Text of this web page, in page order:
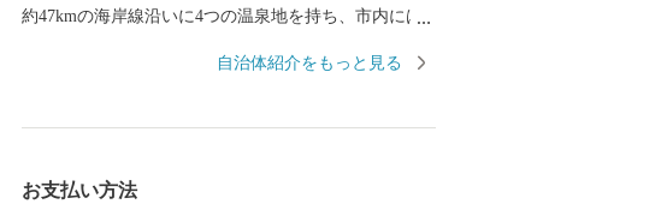
約47kmの海岸線沿いに4つの温泉地を持ち、市内には
地です。 海から山にかけ変化に富んだ景勝は、万葉の
自治体紹介をもっと見る
お支払い方法